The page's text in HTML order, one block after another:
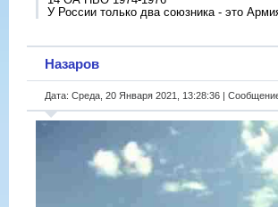
У России только два союзника - это
Назаров
Дата: Среда, 20 Января 2021, 13:28:36 |